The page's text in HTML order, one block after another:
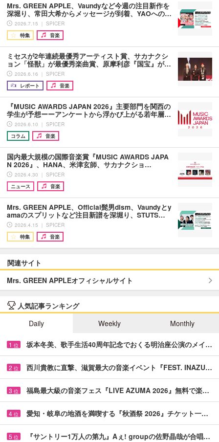
Mrs. GREEN APPLE、Vaundyなど今週の注目新作を
深堀り、常田大希からメッセージが到着、YAOへの…
2026.7.15 ｜ SPICER
特集
音楽
ミセスが2年連続最優秀アーティスト賞、サカナクシ
ョン「怪獣」が最優秀楽曲賞、原摩利彦『国宝』が…
2026.6.16 ｜ SPICER
レポート
音楽
『MUSIC AWARDS JAPAN 2026』主要部門を関西の
学生が予想ーーアンケートから浮かび上がる若年層…
2026.6.10 ｜ SPICER
コラム
音楽
国内最大規模の国際音楽賞『MUSIC AWARDS JAPA
N 2026』、HANA、米津玄師、サカナクショ…
2026.4.30 ｜ SPICER
ニュース
音楽
Mrs. GREEN APPLE、Official髭男dism、Vaundyとy
amaのスプリットなど注目新譜を深堀り、STUTS…
2026.4.15 ｜ SPICER
特集
音楽
関連サイト
Mrs. GREEN APPLEオフィシャルサイト
人気記事ランキング
Daily
Weekly Monthly
1 位 坂本冬美、歌手生活40周年記念でおくる明治座公演のメイ…
2 位 西川貴教に直撃、滋賀最大の音楽イベント『FEST. INAZU…
3 位 福島最大級の音楽フェス『LIVE AZUMA 2026』無料で楽…
4 位 愛知・岐阜の地酒を満喫する『秋酒祭 2026』チケット一…
5 位 『サントリー1万人の第九』Aぇ! groupの佐野晶哉が合唱…